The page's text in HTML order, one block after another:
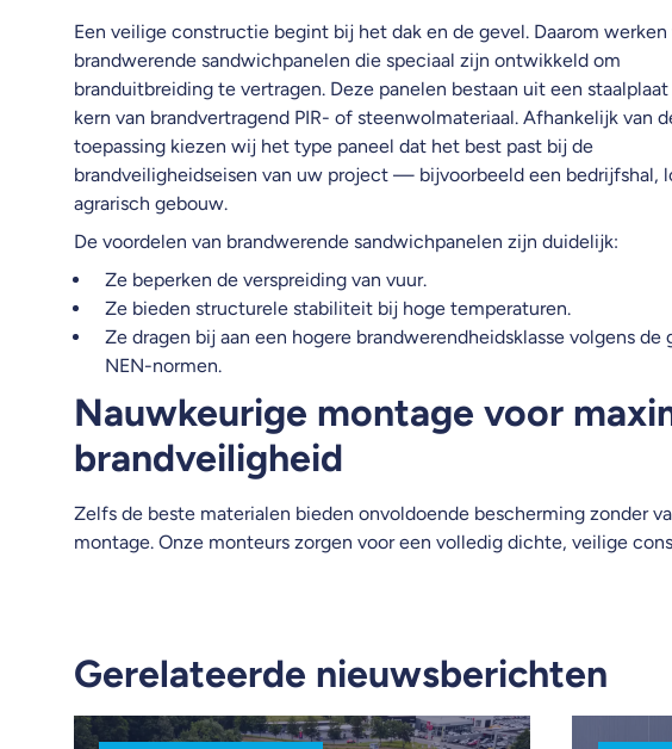
Een veilige constructie begint bij het dak en de gevel. Daarom
brandwerende sandwichpanelen die speciaal zijn ontwikkeld om
branduitbreiding te vertragen. Deze panelen bestaan uit een
kern van brandvertragend PIR- of steenwolmateriaal. Afhankelijk van
toepassing kiezen wij het type paneel dat het best past bij de
brandveiligheidseisen van uw project — bijvoorbeeld een bedrijfshal,
agrarisch gebouw.
De voordelen van brandwerende sandwichpanelen zijn duidelijk:
Ze beperken de verspreiding van vuur.
Ze bieden structurele stabiliteit bij hoge temperaturen.
Ze dragen bij aan een hogere brandwerendheidsklasse volgens de
NEN-normen.
Nauwkeurige montage voor
brandveiligheid
Zelfs de beste materialen bieden onvoldoende bescherming zonder
montage. Onze monteurs zorgen voor een volledig dichte, veilige
Gerelateerde nieuwsberichten